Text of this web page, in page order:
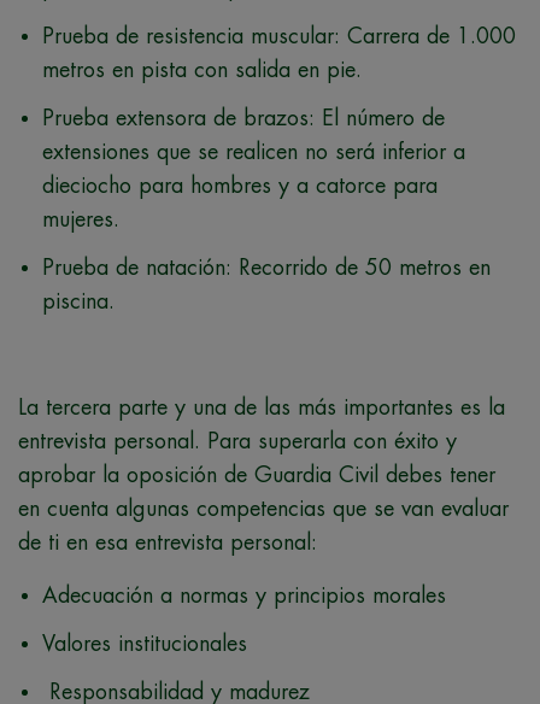
Prueba de resistencia muscular: Carrera de 1.000
metros en pista con salida en pie.
Prueba extensora de brazos: El número de
extensiones que se realicen no será inferior a
dieciocho para hombres y a catorce para
mujeres.
Prueba de natación: Recorrido de 50 metros en
piscina.
La tercera parte y una de las más importantes es la
entrevista personal. Para superarla con éxito y
aprobar la oposición de Guardia Civil debes tener
en cuenta algunas competencias que se van evaluar
de ti en esa entrevista personal:
Adecuación a normas y principios morales
​Valores institucionales
​ Responsabilidad y madurez